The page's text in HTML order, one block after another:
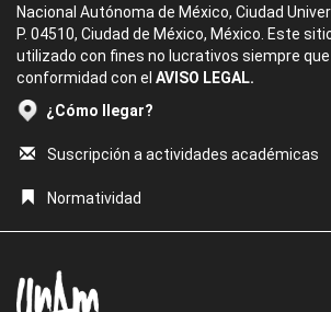
Nacional Autónoma de México, Ciudad
P. 04510, Ciudad de México, México. Este
utilizado con fines no lucrativos siempre
conformidad con el AVISO LEGAL.
¿Cómo llegar?
Suscripción a actividades académicas
Normatividad